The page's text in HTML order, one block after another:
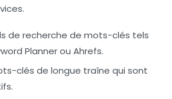
de recherche de mots-clés tels
Planner ou Ahrefs.
clés de longue traîne qui sont